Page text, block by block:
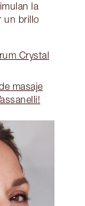
la
un brillo
Crystal
masaje